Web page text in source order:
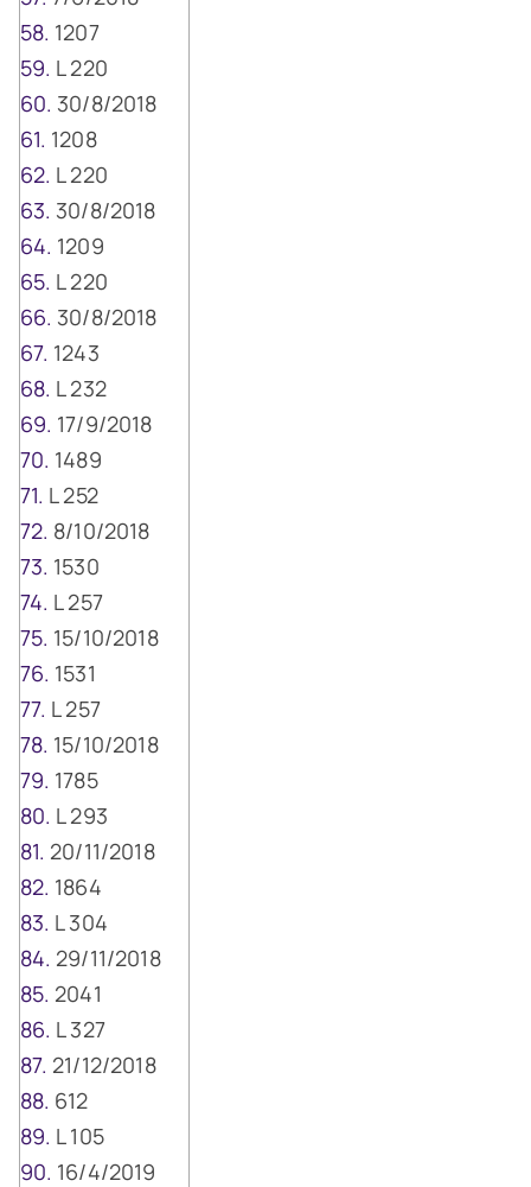
1207
L 220
30/8/2018
1208
L 220
30/8/2018
1209
L 220
30/8/2018
1243
L 232
17/9/2018
1489
L 252
8/10/2018
1530
L 257
15/10/2018
1531
L 257
15/10/2018
1785
L 293
20/11/2018
1864
L 304
29/11/2018
2041
L 327
21/12/2018
612
L 105
16/4/2019